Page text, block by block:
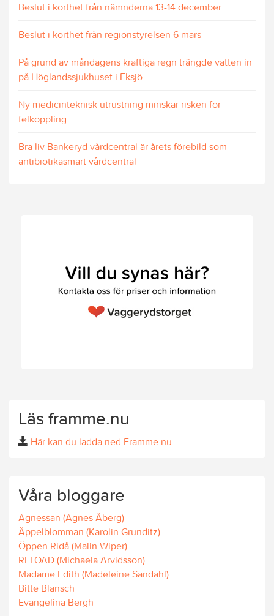
Beslut i korthet från nämnderna 13-14 december
Beslut i korthet från regionstyrelsen 6 mars
På grund av måndagens kraftiga regn trängde vatten in
på Höglandssjukhuset i Eksjö
Ny medicinteknisk utrustning minskar risken för
felkoppling
Bra liv Bankeryd vårdcentral är årets förebild som
antibiotikasmart vårdcentral
Läs framme.nu
Här kan du ladda ned Framme.nu.
Våra bloggare
Agnessan (Agnes Åberg)
Äppelblomman (Karolin Grunditz)
Öppen Ridå (Malin Wiper)
RELOAD (Michaela Arvidsson)
Madame Edith (Madeleine Sandahl)
Bitte Blansch
Evangelina Bergh